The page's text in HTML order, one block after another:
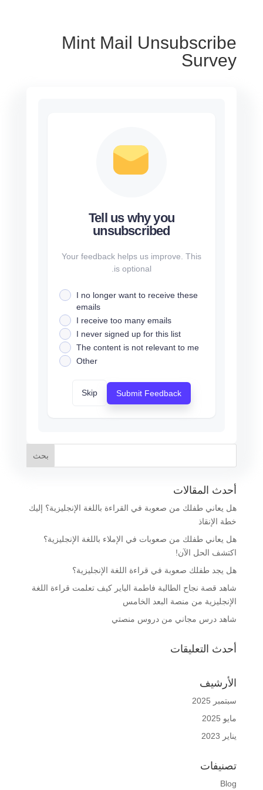
Mint Mail Unsubscribe
Survey
Tell us why you
unsubscribed
Your feedback helps us improve. This
is optional.
I no longer want to receive these
emails
I receive too many emails
I never signed up for this list
The content is not relevant to me
Other
Submit Feedback
Skip
أحدث المقالات
هل يعاني طفلك من صعوبة في القراءة باللغة الإنجليزية؟ إليك
خطة الإنقاذ
هل يعاني طفلك من صعوبات في الإملاء باللغة الإنجليزية؟
اكتشف الحل الآن!
هل يجد طفلك صعوبة في قراءة اللغة الإنجليزية؟
شاهد قصة نجاح الطالبة فاطمة الباير كيف تعلمت قراءة اللغة
الإنجليزية من منصة البعد الخامس
شاهد درس مجاني من دروس منصتي
أحدث التعليقات
الأرشيف
سبتمبر 2025
مايو 2025
يناير 2023
تصنيفات
Blog